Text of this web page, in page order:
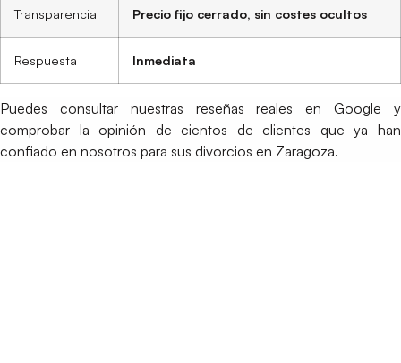
Transparencia Precio fijo cerrado, sin costes ocultos
Respuesta Inmediata
Puedes consultar nuestras reseñas reales en Google y
comprobar la opinión de cientos de clientes que ya han
confiado en nosotros para sus divorcios en Zaragoza.